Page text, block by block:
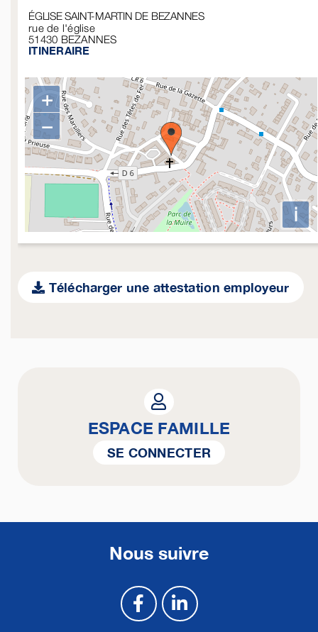
ÉGLISE SAINT-MARTIN DE BEZANNES
rue de l'église
51430 BEZANNES
ITINERAIRE
+
−
i
Télécharger une attestation employeur
ESPACE FAMILLE
SE CONNECTER
Nous suivre